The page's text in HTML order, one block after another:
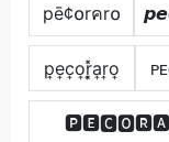
pē¢໐rคr໐
p͎e͎c͎o͎r͎͓̽a͎r͎o͎